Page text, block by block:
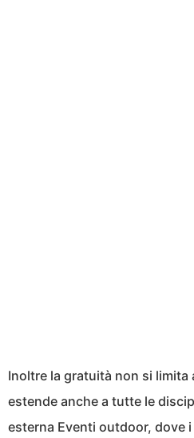
Inoltre la gratuità non si limita
estende anche a tutte le
esterna Eventi outdoor, dove